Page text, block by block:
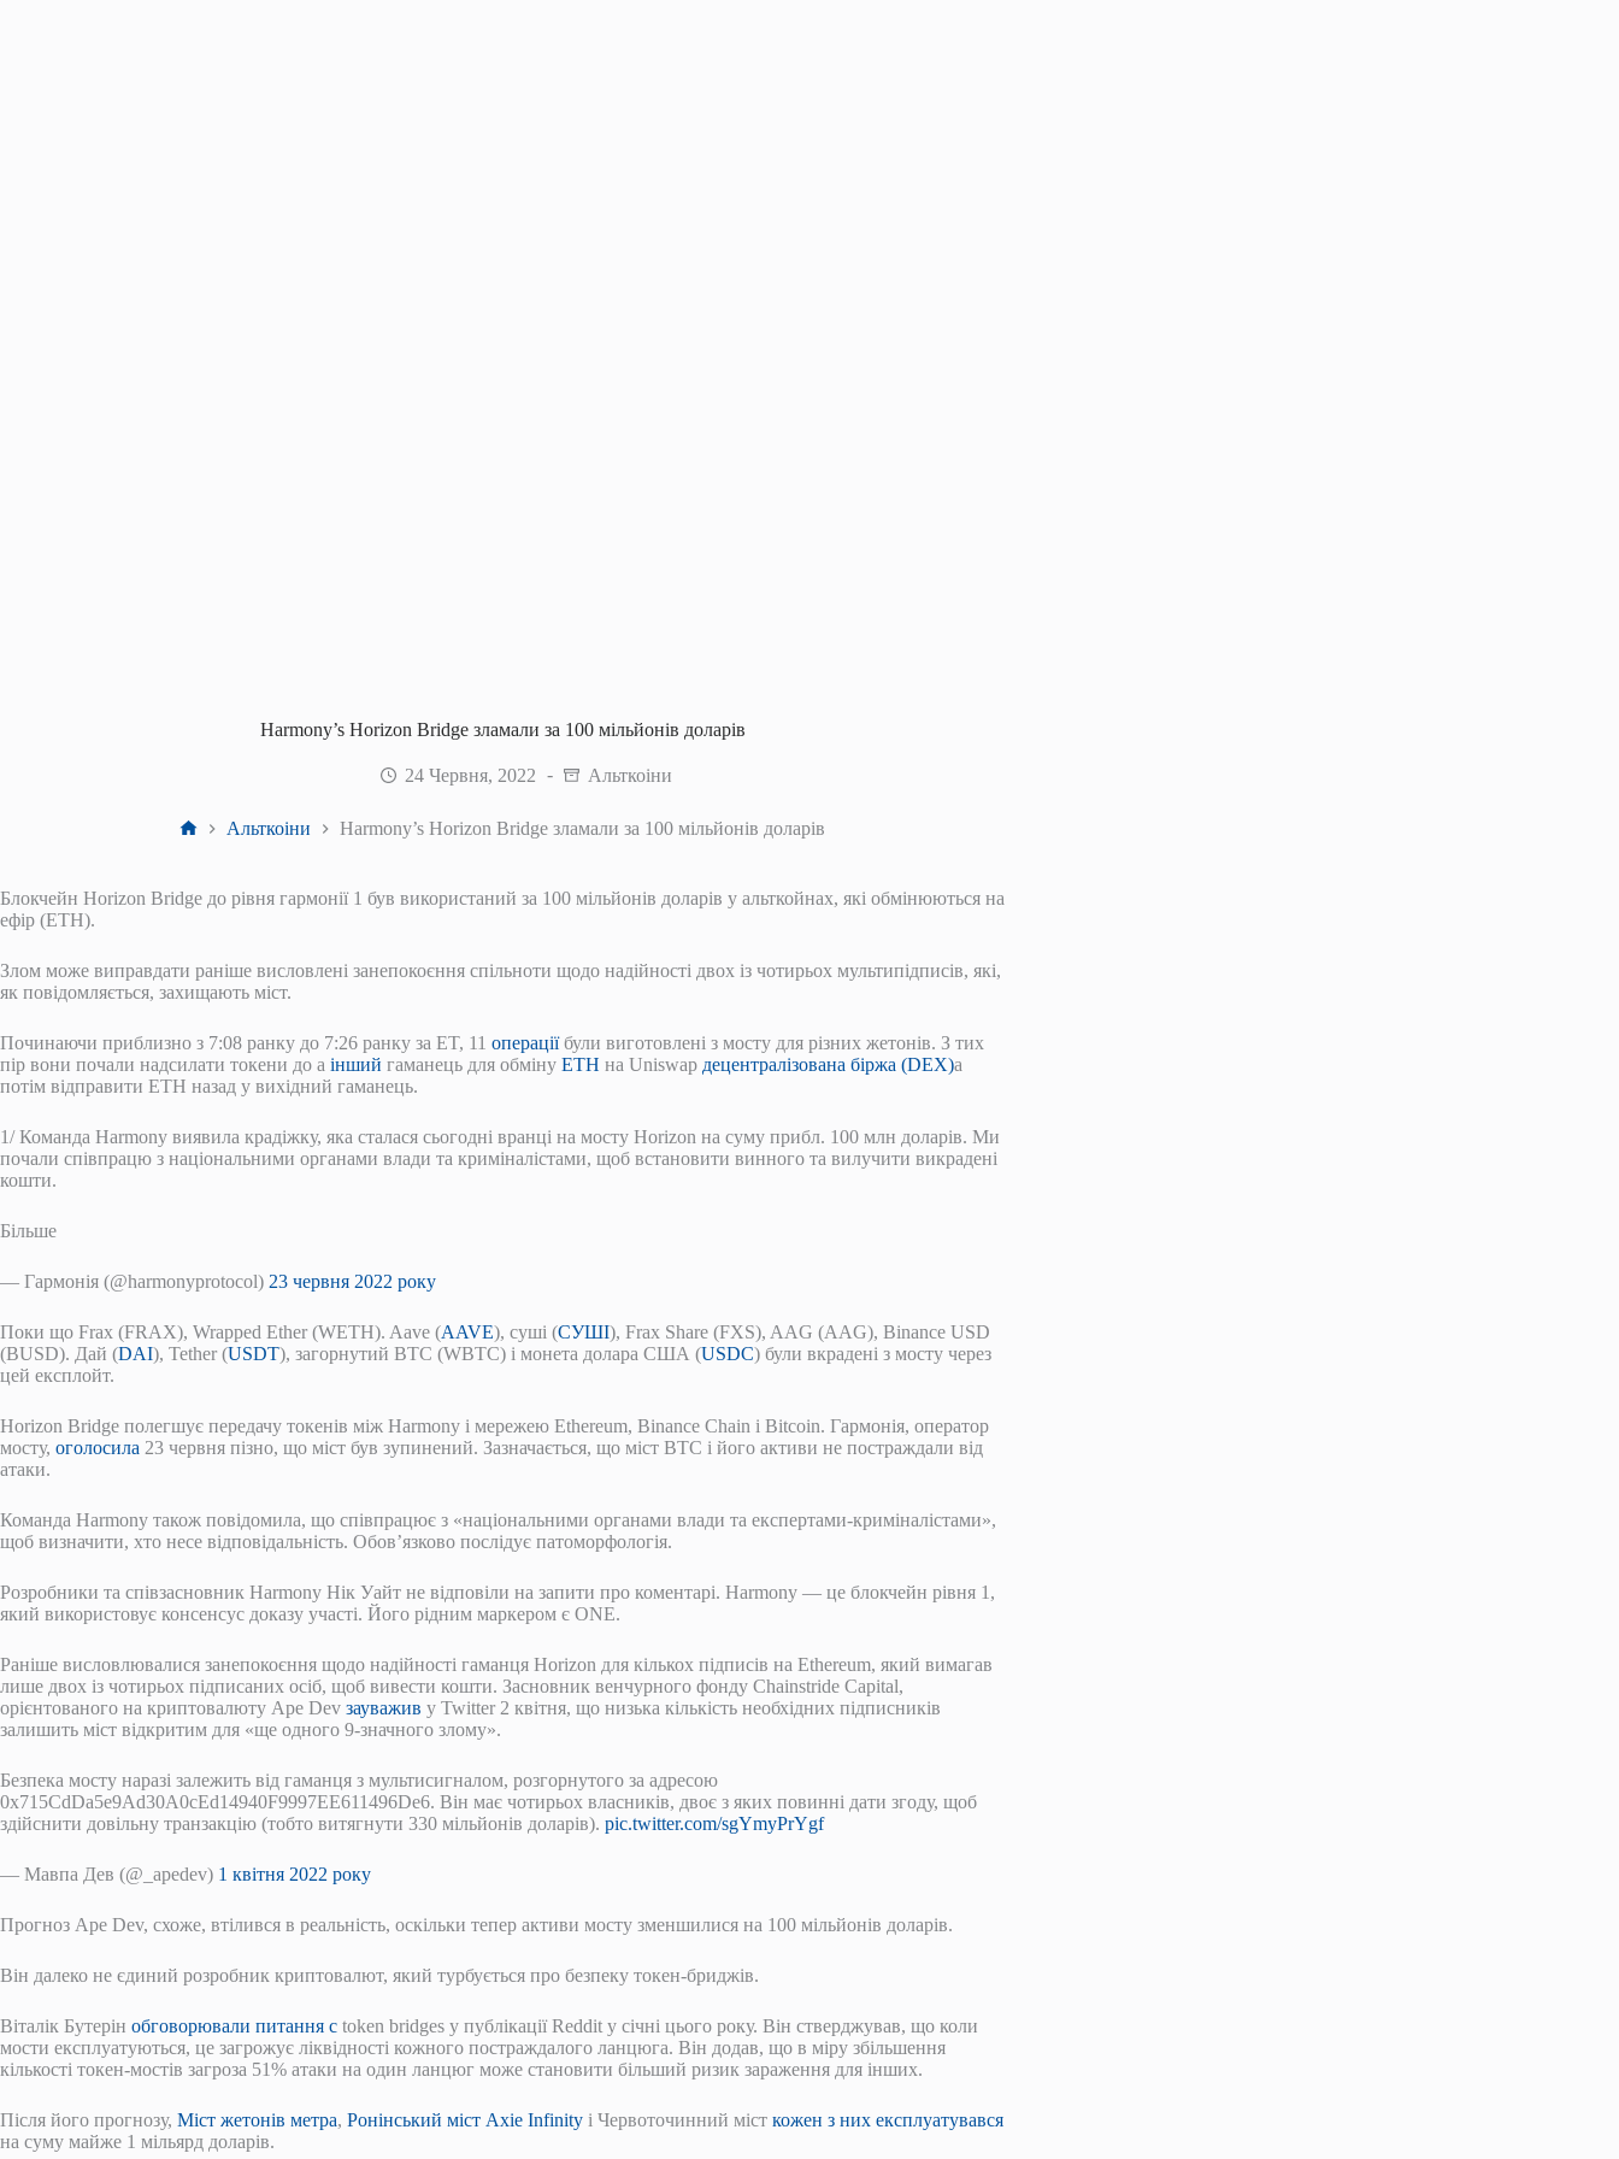
Harmony’s Horizon Bridge зламали за 100 мільйонів доларів
24 Червня, 2022 Альткоіни
Головна
Альткоіни Harmony’s Horizon Bridge зламали за 100 мільйонів доларів
Блокчейн Horizon Bridge до рівня гармонії 1 був використаний за 100 мільйонів доларів у альткойнах, які обмінюються на
ефір (ETH).
Злом може виправдати раніше висловлені занепокоєння спільноти щодо надійності двох із чотирьох мультипідписів, які,
як повідомляється, захищають міст.
Починаючи приблизно з 7:08 ранку до 7:26 ранку за ET, 11 операціїбули виготовлені з мосту для різних жетонів. З тих
пір вони почали надсилати токени до a інший гаманець для обміну ETH на Uniswap децентралізована біржа (DEX)а
потім відправити ETH назад у вихідний гаманець.
1/ Команда Harmony виявила крадіжку, яка сталася сьогодні вранці на мосту Horizon на суму прибл. 100 млн доларів. Ми
почали співпрацю з національними органами влади та криміналістами, щоб встановити винного та вилучити викрадені
кошти.
Більше
— Гармонія (@harmonyprotocol) 23 червня 2022 року
Поки що Frax (FRAX), Wrapped Ether (WETH). Aave (AAVE), суші (СУШІ), Frax Share (FXS), AAG (AAG), Binance USD
(BUSD). Дай (DAI), Tether (USDT), загорнутий BTC (WBTC) і монета долара США (USDC) були вкрадені з мосту через
цей експлойт.
Horizon Bridge полегшує передачу токенів між Harmony і мережею Ethereum, Binance Chain і Bitcoin. Гармонія, оператор
мосту, оголосила 23 червня пізно, що міст був зупинений. Зазначається, що міст BTC і його активи не постраждали від
атаки.
Команда Harmony також повідомила, що співпрацює з «національними органами влади та експертами-криміналістами»,
щоб визначити, хто несе відповідальність. Обов’язково послідує патоморфологія.
Розробники та співзасновник Harmony Нік Уайт не відповіли на запити про коментарі. Harmony — це блокчейн рівня 1,
який використовує консенсус доказу участі. Його рідним маркером є ONE.
Раніше висловлювалися занепокоєння щодо надійності гаманця Horizon для кількох підписів на Ethereum, який вимагав
лише двох із чотирьох підписаних осіб, щоб вивести кошти. Засновник венчурного фонду Chainstride Capital,
орієнтованого на криптовалюту Ape Dev зауважив у Twitter 2 квітня, що низька кількість необхідних підписників
залишить міст відкритим для «ще одного 9-значного злому».
Безпека мосту наразі залежить від гаманця з мультисигналом, розгорнутого за адресою
0x715CdDa5e9Ad30A0cEd14940F9997EE611496De6. Він має чотирьох власників, двоє з яких повинні дати згоду, щоб
здійснити довільну транзакцію (тобто витягнути 330 мільйонів доларів). pic.twitter.com/sgYmyPrYgf
— Мавпа Дев (@_apedev) 1 квітня 2022 року
Прогноз Ape Dev, схоже, втілився в реальність, оскільки тепер активи мосту зменшилися на 100 мільйонів доларів.
Він далеко не єдиний розробник криптовалют, який турбується про безпеку токен-бриджів.
Віталік Бутерін обговорювали питання с token bridges у публікації Reddit у січні цього року. Він стверджував, що коли
мости експлуатуються, це загрожує ліквідності кожного постраждалого ланцюга. Він додав, що в міру збільшення
кількості токен-мостів загроза 51% атаки на один ланцюг може становити більший ризик зараження для інших.
Після його прогнозу, Міст жетонів метра, Ронінський міст Axie Infinity і Червоточинний міст кожен з них експлуатувався
на суму майже 1 мільярд доларів.